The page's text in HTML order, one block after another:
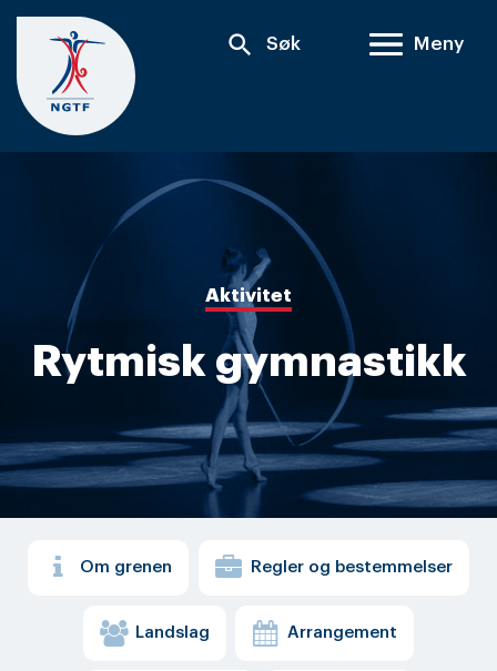
Skip
content
search Søk Meny
Aktivitet
Rytmisk gymnastikk
Om grenen Regler og bestemmelser
Landslag Arrangement